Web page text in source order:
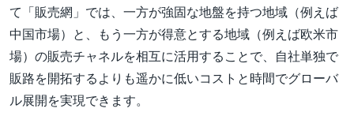
て「販売網」では、一方が強固な地盤を持つ地域（例えば
中国市場）と、もう一方が得意とする地域（例えば欧米市
場）の販売チャネルを相互に活用することで、自社単独で
販路を開拓するよりも遥かに低いコストと時間でグローバ
ル展開を実現できます。